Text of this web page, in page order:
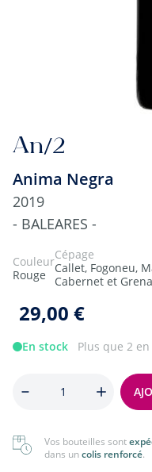
An/2
Anima Negra
2019
- BALEARES -
Couleur
Rouge
Cépage
Callet, Fogoneu,
Cabernet et
29,00 €
En stock Plus que 2
Vos bouteilles sont
dans uncolis renforcé.